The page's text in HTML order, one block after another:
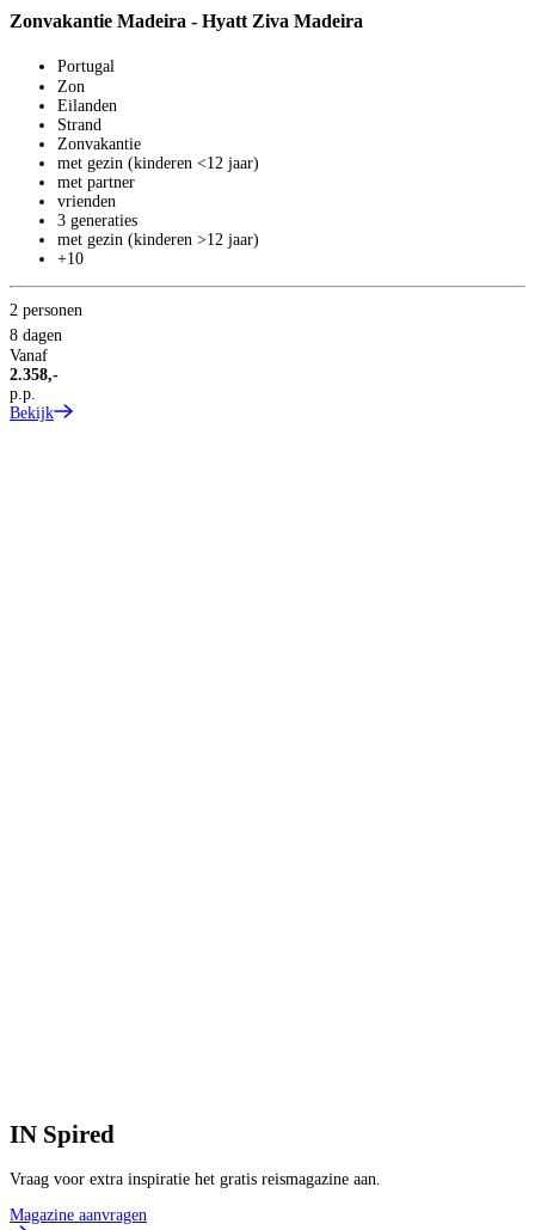
Zonvakantie Madeira - Hyatt Ziva Madeira
Portugal
Zon
Eilanden
Strand
Zonvakantie
met gezin (kinderen <12 jaar)
met partner
vrienden
3 generaties
met gezin (kinderen >12 jaar)
+10
2 personen
8 dagen
Vanaf
2.358,-
p.p.
Bekijk
IN Spired
Vraag voor extra inspiratie het gratis reismagazine aan.
Magazine aanvragen